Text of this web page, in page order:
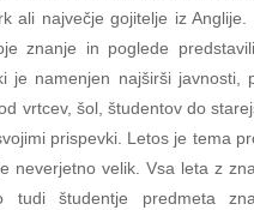
ali največje gojitelje iz
znanje in poglede
je namenjen najširši javnosti,
vrtcev, šol, študentov do
prispevki. Letos je tema
neverjetno velik. Vsa leta z
tudi študentje predmeta